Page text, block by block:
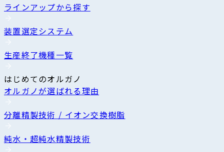
ラインアップから探す
装置選定システム
生産終了機種一覧
はじめてのオルガノ
オルガノが選ばれる理由
分離精製技術 / イオン交換樹脂
純水・超純水精製技術